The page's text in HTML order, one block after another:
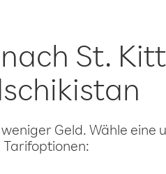
St.
Geld. Wähle eine
Tarifoptionen: